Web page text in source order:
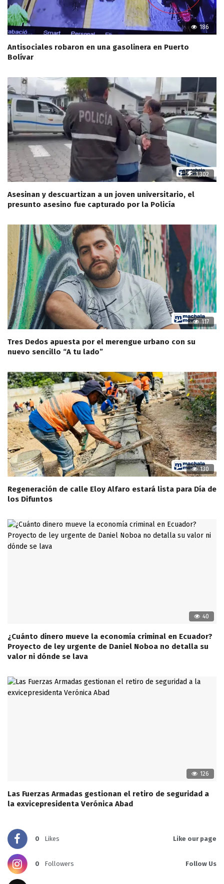
186
Antisociales robaron en una gasolinera en Puerto
Bolívar
1,302
Asesinan y descuartizan a un joven universitario, el
presunto asesino fue capturado por la Policía
117
Tres Dedos apuesta por el merengue urbano con su
nuevo sencillo “A tu lado”
130
Regeneración de calle Eloy Alfaro estará lista para Día de
los Difuntos
40
¿Cuánto dinero mueve la economía criminal en Ecuador?
Proyecto de ley urgente de Daniel Noboa no detalla su
valor ni dónde se lava
126
Las Fuerzas Armadas gestionan el retiro de seguridad a
la exvicepresidenta Verónica Abad
0 Likes Like our page
0 Followers Follow Us